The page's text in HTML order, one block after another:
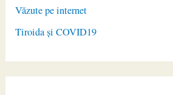
Văzute pe internet
Tiroida și COVID19